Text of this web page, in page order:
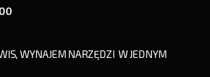
WYNAJEM NARZĘDZI W JEDNYM